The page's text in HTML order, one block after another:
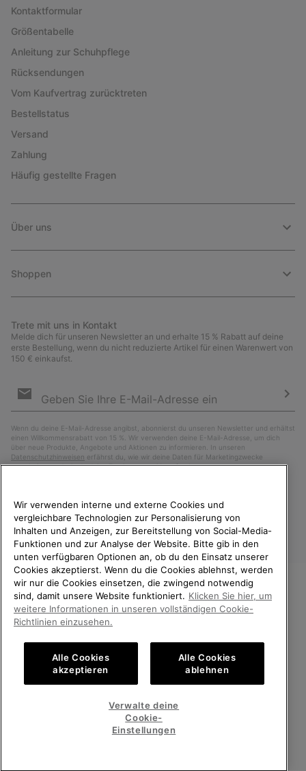
Kontaktformular
Größentabelle
Anleitung zur Schuhpflege
Rücksendungen
Vom Kaufvertrag zurücktreten
Bestellstatus
Versand
Zahlung
Häufig gestellte Fragen
Über uns
Shoppen
Trete mit uns in Kontakt
Melde dich für unseren Newsletter an und erhalte 15 % Rabatt auf deine
erste Bestellung, wenn du nicht reduzierte Artikel für einen Warenwert von
150 € einkaufst.
Anmeldung
Wenn du deine E-Mail-Adresse angibst, abonnierst du unseren Newsletter und erhältst
einen Willkommensrabatt von 15 %. Wir verwenden deine E-Mail-Adresse, um dich
über neue Produkte, Angebote und Aktionen zu informieren. In unseren
Datenschutzhinweisen erfährst du, wie wir deine Daten für Marketingzwecke
verarbeiten und wie du deine Zustimmung widerrufen kannst.
Deutschland
©2026SOREL. Alle Rechte vorbehalten.
Datenschutz Nutzungsbedingungen
Allgemeine Verkaufsbedingungen Garantiebestimmungen
Impressum Public CBCR
Kundenservice: Mo- Fr. 9:00 - 13:00 & 14:00- 18:00 Uhr
WILLKOMMEN BEI SOREL.
BITTE WÄHLEN SIE IHR
LIEFERLAND.
Online-Einkauf verfügbar
Deutschland
ALLE LÄNDER ANZEIGEN
Wir verwenden interne und externe Cookies und
vergleichbare Technologien zur Personalisierung von
Inhalten und Anzeigen, zur Bereitstellung von Social-Media-
Funktionen und zur Analyse der Website. Bitte gib in den
unten verfügbaren Optionen an, ob du den Einsatz unserer
Cookies akzeptierst. Wenn du die Cookies ablehnst, werden
wir nur die Cookies einsetzen, die zwingend notwendig
sind, damit unsere Website funktioniert. Klicken Sie hier, um
weitere Informationen in unseren vollständigen Cookie-
Richtlinien einzusehen.
Alle Cookies
akzeptieren
Alle Cookies
ablehnen
Verwalte deine
Cookie-
Einstellungen